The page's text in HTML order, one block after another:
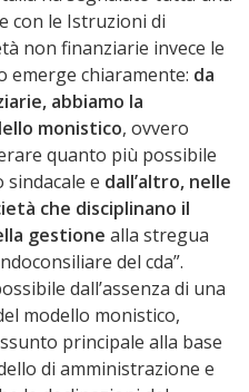
con le Istruzioni di
non finanziarie invece le
emerge chiaramente: da
abbiamo la
monistico, ovvero
quanto più possibile
e dall’altro, nelle
che disciplinano il
gestione alla stregua
del cda”.
dall’assenza di una
modello monistico,
principale alla base
di amministrazione e